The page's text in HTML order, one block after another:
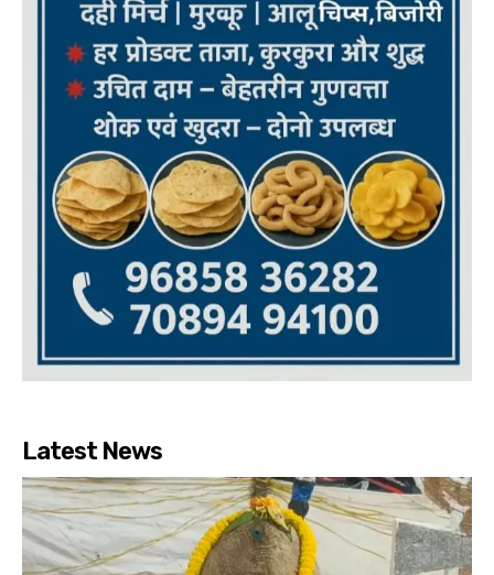
Latest News